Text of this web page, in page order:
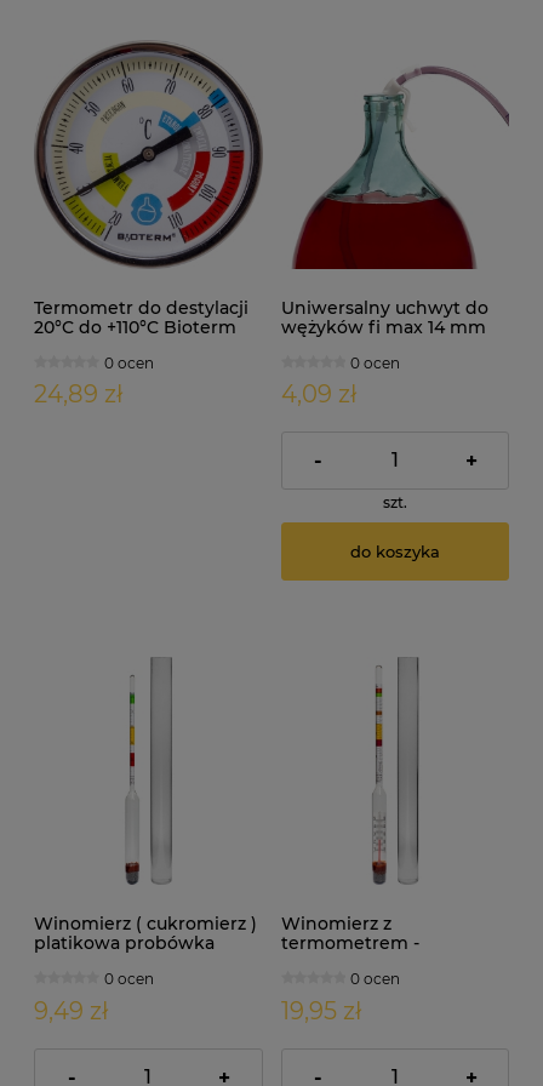
Termometr do destylacji
20°C do +110°C Bioterm
0 ocen
24,89 zł
Uniwersalny uchwyt do
wężyków fi max 14 mm
0 ocen
4,09 zł
- +
szt.
do koszyka
Winomierz ( cukromierz )
platikowa probówka
0 ocen
9,49 zł
- +
Winomierz z
termometrem -
0 ocen
19,95 zł
- +